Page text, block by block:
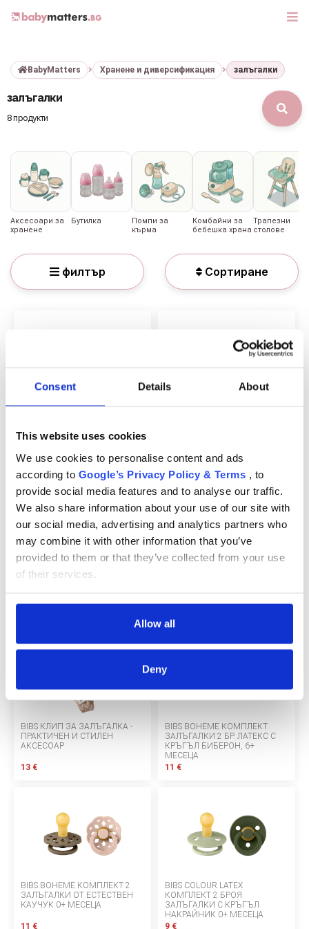
Consent Details About
This website uses cookies
We use cookies to personalise content and ads
according to Google’s Privacy Policy & Terms , to
provide social media features and to analyse our traffic.
We also share information about your use of our site with
our social media, advertising and analytics partners who
may combine it with other information that you’ve
provided to them or that they’ve collected from your use
of their services.
Allow all
Deny
МАРКИ
КОРИ ЗА АВТОМОБИЛИ
РАЗХОДКА
ДЕТСКИ СУИНГЕР
КЪЩА И ПОЧИСТВАНЕ
ЛИЧНА ГРИЖА
БАНЯ И ТОАЛЕТНА
Информация за компанията
За нас
Правила за раздаване
Шоурум
МАРКИ
Правила и условия
Политика за бисквитки
BabyMatters Хранене и диверсификация залъгалки
залъгалки
8 продукти
Аксесоари за
хранене
Бутилка
Помпи за
кърма
Комбайни за
бебешка храна
Трапезни
столове
филтър Сортиране
BIBS COLOUR LATEX
КОМПЛЕКТ 2 БР
ОРТОДОНТСКА ЗАЛЪГАЛКА
BIBS КЛИП ЗА ЗАЛЪГАЛКА -
ПРАКТИЧЕН И СТИЛЕН
АКСЕСОАР
13 €
BIBS BOHEME КОМПЛЕКТ
ЗАЛЪГАЛКИ 2 БР. ЛАТЕКС С
КРЪГЪЛ БИБЕРОН, 6+
МЕСЕЦА
11 €
BIBS BOHEME КОМПЛЕКТ 2
ЗАЛЪГАЛКИ ОТ ЕСТЕСТВЕН
КАУЧУК 0+ МЕСЕЦА
11 €
BIBS COLOUR LATEX
КОМПЛЕКТ 2 БРОЯ
ЗАЛЪГАЛКИ С КРЪГЪЛ
НАКРАЙНИК 0+ МЕСЕЦА
9 €